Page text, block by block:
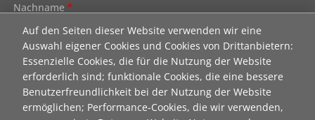
Auf den Seiten dieser Website verwenden wir eine
Auswahl eigener Cookies und Cookies von Drittanbietern:
Essenzielle Cookies, die für die Nutzung der Website
erforderlich sind; funktionale Cookies, die eine bessere
Benutzerfreundlichkeit bei der Nutzung der Website
ermöglichen; Performance-Cookies, die wir verwenden,
Nachname
E-Mail
Wie dürfen wir Sie in Zukunft ansprechen